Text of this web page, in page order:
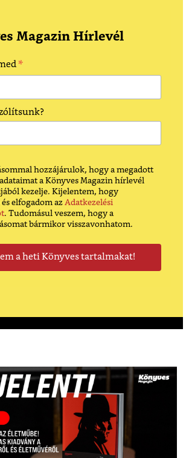
Magazin Hírlevél
*
hozzájárulok, hogy a megadott
a Könyves Magazin hírlevél
kezelje. Kijelentem, hogy
elfogadom az Adatkezelési
. Tudomásul veszem, hogy a
bármikor visszavonhatom.